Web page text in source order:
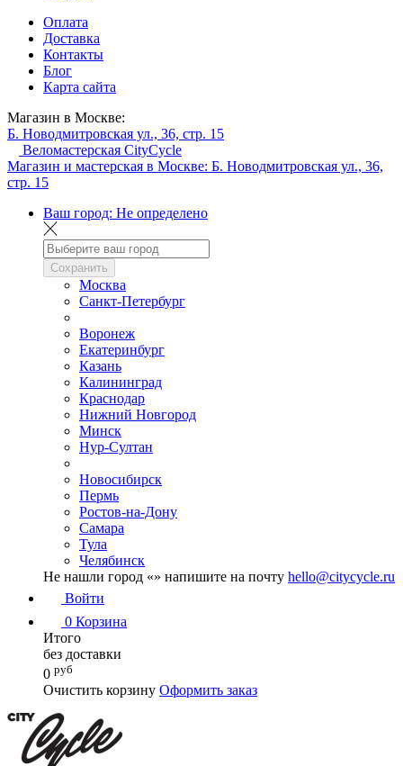
Оплата
Доставка
Контакты
Блог
Карта сайта
Магазин в Москве:
Б. Новодмитровская ул., 36, стр. 15
Веломастерская CityCycle
Магазин и мастерская в Москве: Б. Новодмитровская ул., 36,
стр. 15
Ваш город: Не определено
Сохранить
Москва
Санкт-Петербург
Воронеж
Екатеринбург
Казань
Калининград
Краснодар
Нижний Новгород
Минск
Нур-Султан
Новосибирск
Пермь
Ростов-на-Дону
Самара
Тула
Челябинск
Не нашли город «» напишите на почту hello@citycycle.ru
Войти
0 Корзина
Итого
без доставки
0 руб
Очистить корзину Оформить заказ